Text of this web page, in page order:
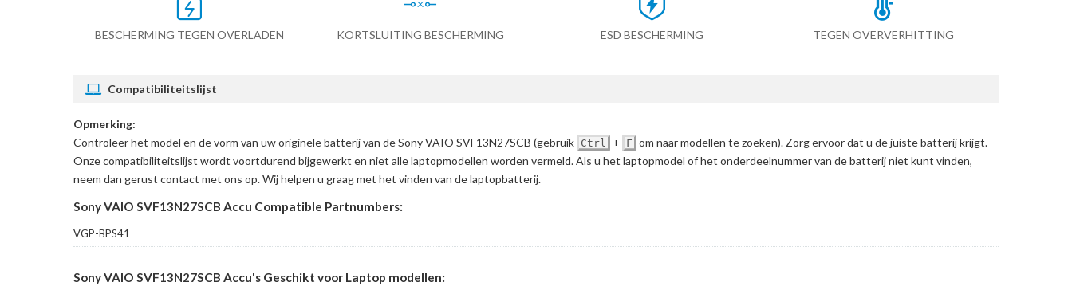
BESCHERMING TEGEN OVERLADEN KORTSLUITING BESCHERMING ESD BESCHERMING TEGEN OVERVERHITTING
Compatibiliteitslijst
Opmerking:
Controleer het model en de vorm van uw originele batterij van de Sony VAIO SVF13N27SCB (gebruik Ctrl + F om naar modellen te zoeken). Zorg ervoor dat u de juiste batterij krijgt.
Onze compatibiliteitslijst wordt voortdurend bijgewerkt en niet alle laptopmodellen worden vermeld. Als u het laptopmodel of het onderdeelnummer van de batterij niet kunt vinden,
neem dan gerust contact met ons op. Wij helpen u graag met het vinden van de laptopbatterij.
Sony VAIO SVF13N27SCB Accu Compatible Partnumbers:
VGP-BPS41
Sony VAIO SVF13N27SCB Accu's Geschikt voor Laptop modellen: